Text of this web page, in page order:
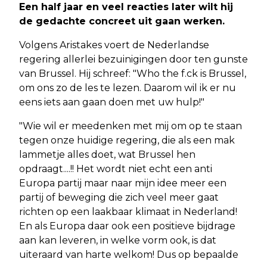
Een half jaar en veel reacties later wilt hij
de gedachte concreet uit gaan werken.
Volgens Aristakes voert de Nederlandse
regering allerlei bezuinigingen door ten gunste
van Brussel. Hij schreef: "Who the f.ck is Brussel,
om ons zo de les te lezen. Daarom wil ik er nu
eens iets aan gaan doen met uw hulp!"
"Wie wil er meedenken met mij om op te staan
tegen onze huidige regering, die als een mak
lammetje alles doet, wat Brussel hen
opdraagt....!! Het wordt niet echt een anti
Europa partij maar naar mijn idee meer een
partij of beweging die zich veel meer gaat
richten op een laakbaar klimaat in Nederland!
En als Europa daar ook een positieve bijdrage
aan kan leveren, in welke vorm ook, is dat
uiteraard van harte welkom! Dus op bepaalde